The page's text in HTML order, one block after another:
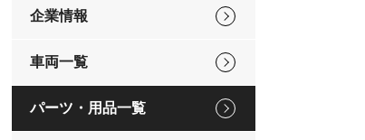
企業情報
車両一覧
パーツ・用品一覧